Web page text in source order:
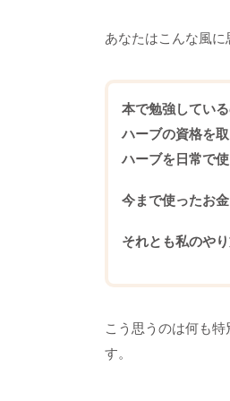
あなたはこんな風に
本で勉強している
ハーブの資格を取
ハーブを日常で
今まで使ったお
それとも私のや
こう思うのは何も
す。